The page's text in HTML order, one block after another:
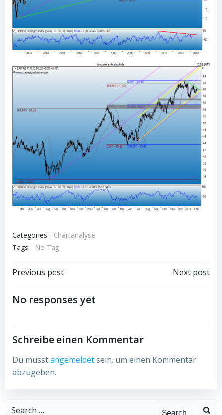
Categories:
Chartanalyse
Tags:
No Tag
Post
navigation
Previous post Next post
No responses yet
Schreibe einen Kommentar
Du musstangemeldetsein, um einen Kommentar
abzugeben.
Search